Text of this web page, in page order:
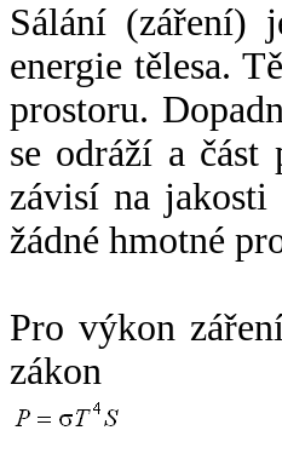
Sálání (záření)
energie tělesa.
prostoru.
se odráží a část
závisí na jakosti
žádné hmotné
Pro výkon
zákon